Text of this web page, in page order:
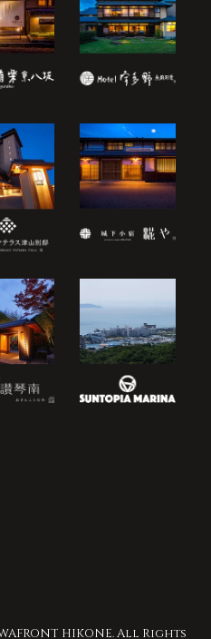
HIKONE. All Rights